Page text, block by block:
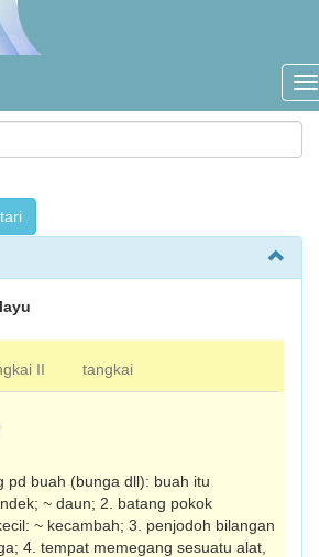
II tangkai
pd buah (bunga dll): buah itu
~ daun; 2. batang pokok
~ kecambah; 3. penjodoh bilangan
4. tempat memegang sesuatu alat,